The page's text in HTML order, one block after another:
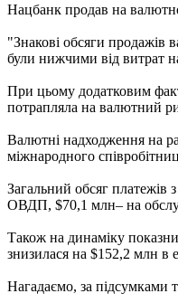
Нацбанк продав на
"Знакові обсяги продажів
були нижчими від витрат
При цьому додатковим
потрапляла на валютний
Валютні надходження на
міжнародного
Загальний обсяг платежів
ОВДП, $70,1 млн– на
Також на динаміку
знизилася на $152,2 млн в
Нагадаємо, за підсумками